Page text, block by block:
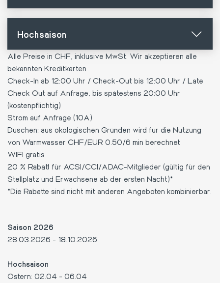
Hochsaison
Alle Preise in CHF, inklusive MwSt. Wir akzeptieren alle
bekannten Kreditkarten
Check-In ab 12:00 Uhr / Check-Out bis 12:00 Uhr / Late
Check Out auf Anfrage, bis spätestens 20:00 Uhr
(kostenpflichtig)
Strom auf Anfrage (10A)
Duschen: aus ökologischen Gründen wird für die Nutzung
von Warmwasser CHF/EUR 0.50/6 min berechnet
WIFI gratis
20 % Rabatt für ACSI/CCI/ADAC-Mitglieder (gültig für den
Stellplatz und Erwachsene ab der ersten Nacht)*
*Die Rabatte sind nicht mit anderen Angeboten kombinierbar.
Text
Saison 2026
28.03.2026 - 18.10.2026
Hochsaison
Ostern: 02.04 - 06.04